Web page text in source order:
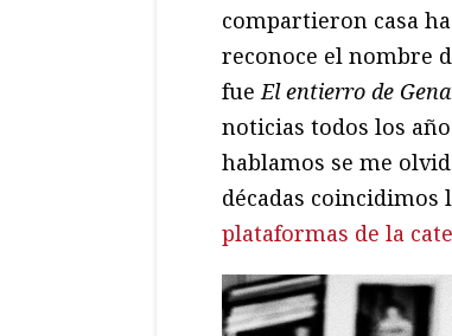
compartieron casa
reconoce el nombre
fue El entierro de
noticias todos los
hablamos se me
décadas coincidimos
plataformas de la